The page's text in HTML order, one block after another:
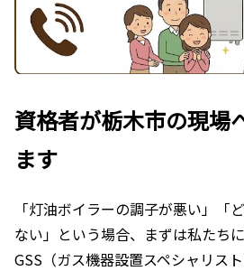
資格者が栃木市の現場
ます
「灯油ボイラーの調子が悪い」「
ない」という場合、まずは私たち
GSS（ガス機器設置スペシャリス